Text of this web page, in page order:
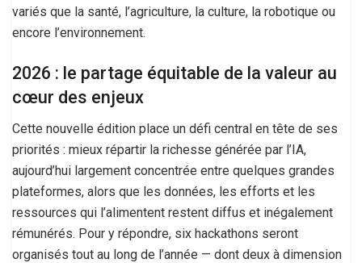
variés que la santé, l’agriculture, la culture, la robotique ou
encore l’environnement.
2026 : le partage équitable de la valeur au
cœur des enjeux
Cette nouvelle édition place un défi central en tête de ses
priorités : mieux répartir la richesse générée par l’IA,
aujourd’hui largement concentrée entre quelques grandes
plateformes, alors que les données, les efforts et les
ressources qui l’alimentent restent diffus et inégalement
rémunérés. Pour y répondre, six hackathons seront
organisés tout au long de l’année — dont deux à dimension